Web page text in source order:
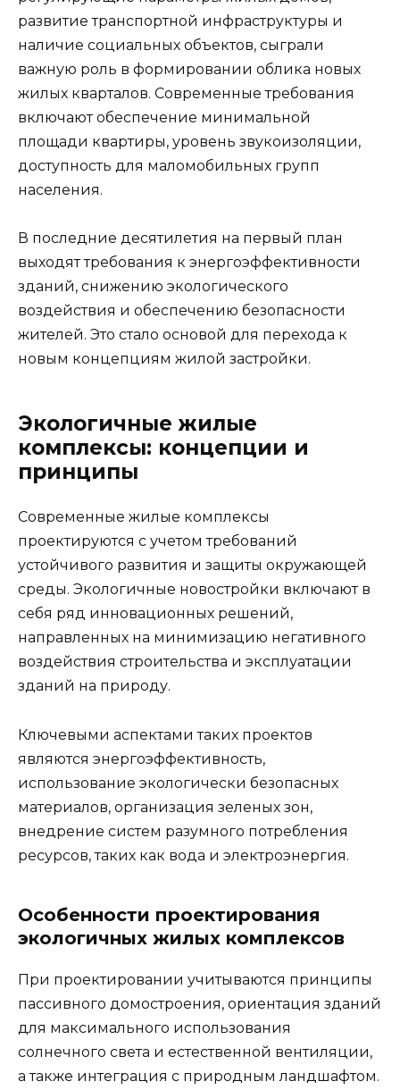
развитие транспортной инфраструктуры и
наличие социальных объектов, сыграли
важную роль в формировании облика новых
жилых кварталов. Современные требования
включают обеспечение минимальной
площади квартиры, уровень звукоизоляции,
доступность для маломобильных групп
населения.
В последние десятилетия на первый план
выходят требования к энергоэффективности
зданий, снижению экологического
воздействия и обеспечению безопасности
жителей. Это стало основой для перехода к
новым концепциям жилой застройки.
Экологичные жилые
комплексы: концепции и
принципы
Современные жилые комплексы
проектируются с учетом требований
устойчивого развития и защиты окружающей
среды. Экологичные новостройки включают в
себя ряд инновационных решений,
направленных на минимизацию негативного
воздействия строительства и эксплуатации
зданий на природу.
Ключевыми аспектами таких проектов
являются энергоэффективность,
использование экологически безопасных
материалов, организация зеленых зон,
внедрение систем разумного потребления
ресурсов, таких как вода и электроэнергия.
Особенности проектирования
экологичных жилых комплексов
При проектировании учитываются принципы
пассивного домостроения, ориентация зданий
для максимального использования
солнечного света и естественной вентиляции,
а также интеграция с природным ландшафтом.